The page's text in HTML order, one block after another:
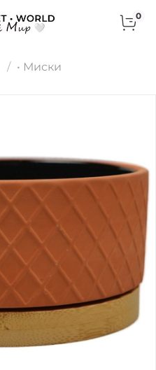
0
• Миски